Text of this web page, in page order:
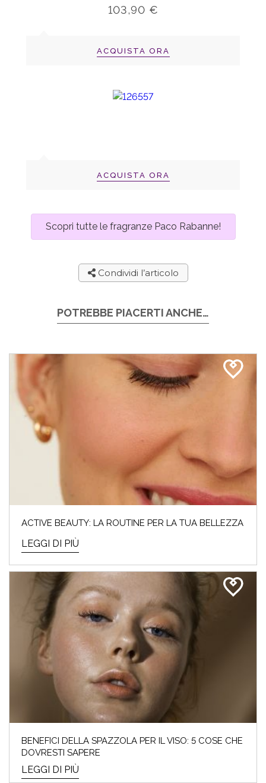
103,90 €
ACQUISTA ORA
ACQUISTA ORA
Scopri tutte le fragranze Paco Rabanne!
Condividi l’articolo
POTREBBE PIACERTI ANCHE…
ACTIVE BEAUTY: LA ROUTINE PER LA TUA BELLEZZA
LEGGI DI PIÙ
BENEFICI DELLA SPAZZOLA PER IL VISO: 5 COSE CHE
DOVRESTI SAPERE
LEGGI DI PIÙ